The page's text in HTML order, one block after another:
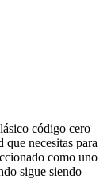
código cero
necesitas para
como uno
sigue siendo